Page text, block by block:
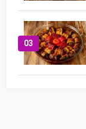
03